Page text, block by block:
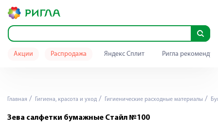
Акции Распродажа Яндекс Сплит Ригла
Главная Гигиена, красота и уход Гигиенические расходные материалы
Зева салфетки бумажные Стайл №100